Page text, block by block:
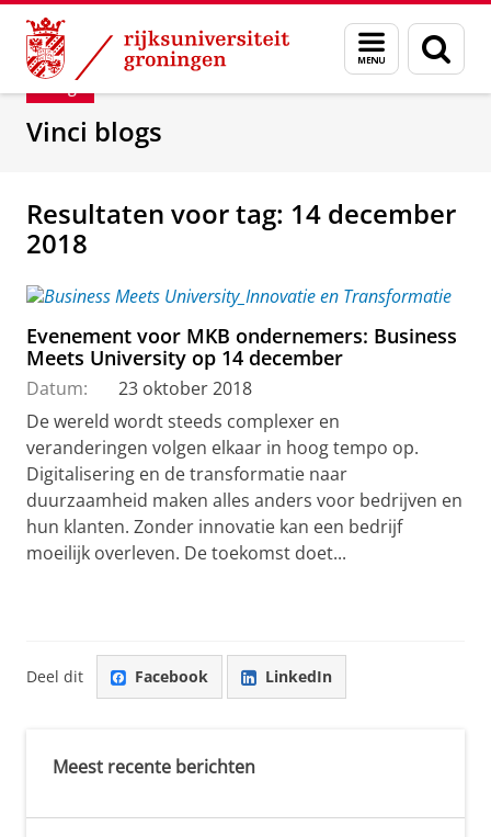
Skip
Content
Skip
Navigation
Menu
en
zoeken
Department of Innovation Management &
Blog
Vinci blogs
Resultaten voor tag: 14 december
2018
Evenement voor MKB ondernemers: Business
Meets University op 14 december
Datum:
23 oktober 2018
De wereld wordt steeds complexer en
veranderingen volgen elkaar in hoog tempo op.
Digitalisering en de transformatie naar
duurzaamheid maken alles anders voor bedrijven en
hun klanten. Zonder innovatie kan een bedrijf
moeilijk overleven. De toekomst doet...
Deel dit Facebook LinkedIn
Meest recente berichten